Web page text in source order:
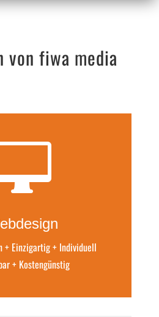
von fiwa media
+ Einzigartig + Individuell
+ Kostengünstig